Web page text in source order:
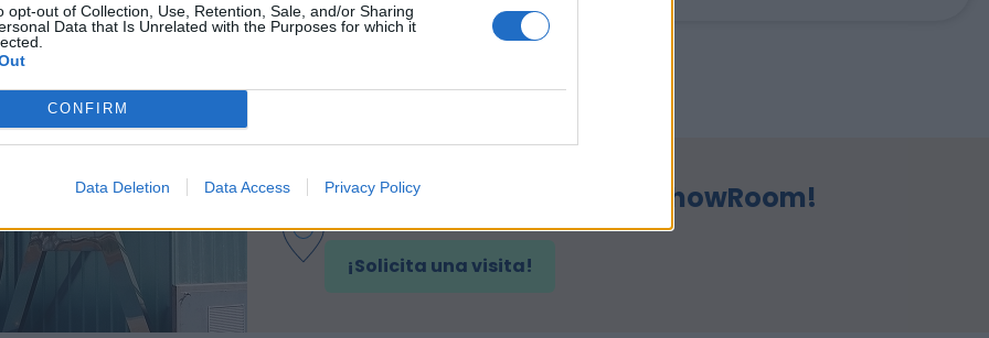
opt-out of Collection, Use, Retention, Sale, and/or Sharing
Data that Is Unrelated with the Purposes for which it
CONFIRM
Data Deletion Data Access Privacy Policy
¡Acércate a ver nuestro ShowRoom!
¡Solicita una visita!